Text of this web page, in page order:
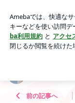
煌めきblogアプリをダウンロ
ょう。
前の記事へ